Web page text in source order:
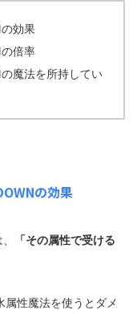
効果
倍率
魔法を所持してい
の効果
「その属性で受ける
性魔法を使うとダメ